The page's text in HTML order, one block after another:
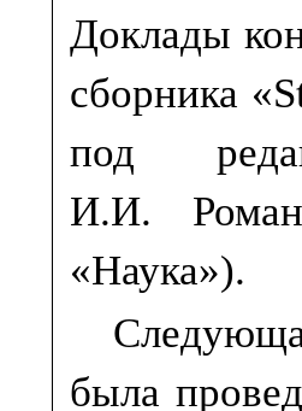
Доклады
сборника
под
И.И.
«Наука»).
была